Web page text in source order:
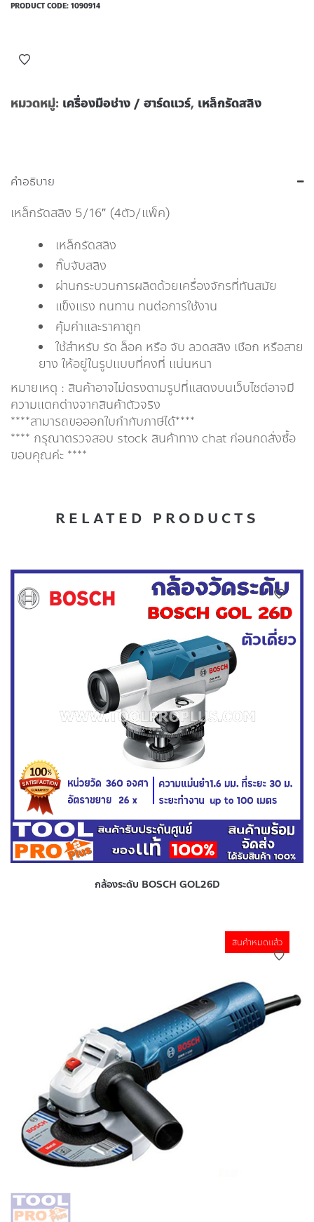
PRODUCT CODE: 1090914
หมวดหมู่: เครื่องมือช่าง / ฮาร์ดแวร์, เหล็กรัดสลิง
คำอธิบาย
เหล็กรัดสลิง 5/16″ (4ตัว/เเพ็ค)
เหล็กรัดสลิง
กิ๊บจับสลิง
ผ่านกระบวนการผลิตด้วยเครื่องจักรที่ทันสมัย
แข็งแรง ทนทาน ทนต่อการใช้งาน
คุ้มค่าและราคาถูก
ใช้สำหรับ รัด ล็อค หรือ จับ ลวดสลิง เชือก หรือสาย
ยาง ให้อยู่ในรูปแบบที่คงที่ แน่นหนา
หมายเหตุ : สินค้าอาจไม่ตรงตามรูปที่แสดงบนเว็บไซต์อาจมี
ความแตกต่างจากสินค้าตัวจริง
****สามารถขอออกใบกำกับภาษีได้****
**** กรุณาตรวจสอบ stock สินค้าทาง chat ก่อนกดสั่งซื้อ
ขอบคุณค่ะ ****
RELATED PRODUCTS
กล้องระดับ BOSCH GOL26D
สินค้าหมดแล้ว